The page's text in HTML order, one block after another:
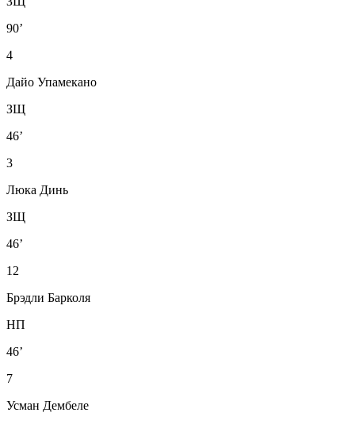
90’
4
Дайо Упамекано
ЗЩ
46’
3
Люка Динь
ЗЩ
46’
12
Брэдли Барколя
НП
46’
7
Усман Дембеле